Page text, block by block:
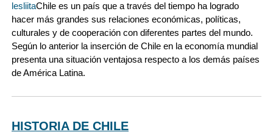
lesliitaChile es un país que a través del tiempo ha logrado
hacer más grandes sus relaciones económicas, políticas,
culturales y de cooperación con diferentes partes del mundo.
Según lo anterior la inserción de Chile en la economía mundial
presenta una situación ventajosa respecto a los demás países
de América Latina.
HISTORIA DE CHILE